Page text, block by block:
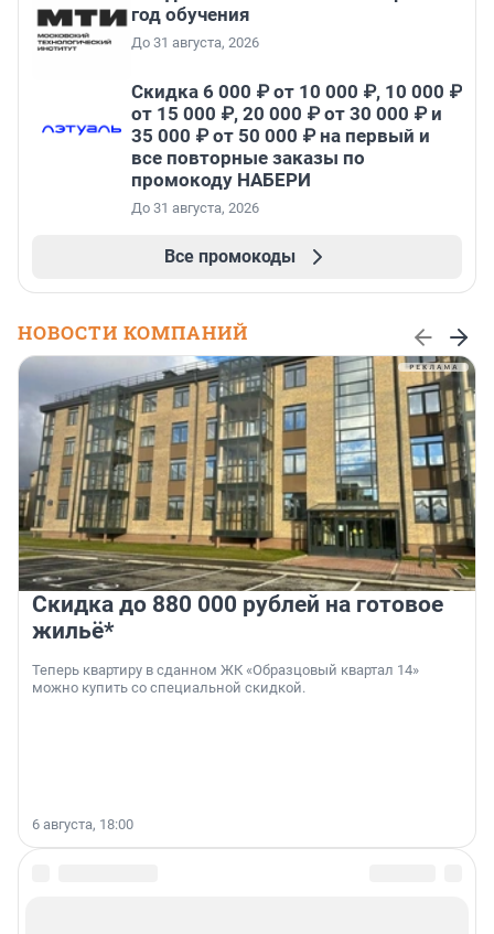
год обучения
До 31 августа, 2026
Скидка 6 000 ₽ от 10 000 ₽, 10 000 ₽
от 15 000 ₽, 20 000 ₽ от 30 000 ₽ и
35 000 ₽ от 50 000 ₽ на первый и
все повторные заказы по
промокоду НАБЕРИ
До 31 августа, 2026
Все промокоды
НОВОСТИ КОМПАНИЙ
Скидка до 880 000 рублей на готовое
жильё*
Теперь квартиру в сданном ЖК «Образцовый квартал 14»
можно купить со специальной скидкой.
6 августа, 18:00